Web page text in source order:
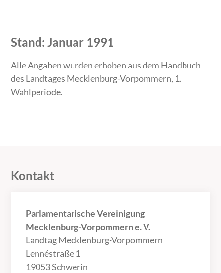
Stand: Januar 1991
Alle Angaben wurden erhoben aus dem Handbuch
des Landtages Mecklenburg-Vorpommern, 1.
Wahlperiode.
Kontakt
Parlamentarische Vereinigung
Mecklenburg-Vorpommern e. V.
Landtag Mecklenburg-Vorpommern
Lennéstraße 1
19053 Schwerin